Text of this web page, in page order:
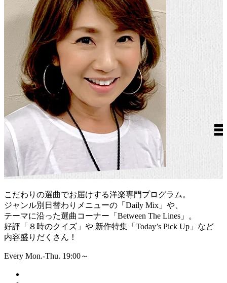
こだわりの選曲でお届けする洋楽専門プログラム。
ジャンル別日替わりメニューの「Daily Mix」や、
テーマに沿った選曲コーナー「Between The Lines」。
好評「８時のクイズ」や 新作特集「Today’s Pick Up」など
内容盛りだくさん！
Every Mon.-Thu. 19:00～